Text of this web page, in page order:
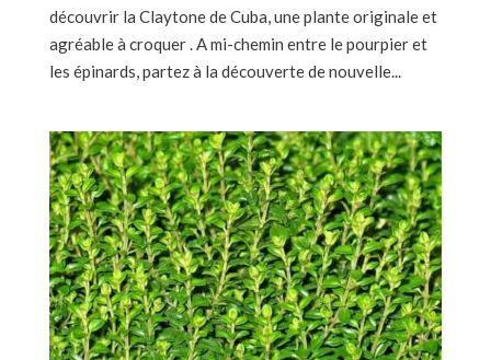
découvrir la Claytone de Cuba, une plante originale et
agréable à croquer . A mi-chemin entre le pourpier et
les épinards, partez à la découverte de nouvelle...